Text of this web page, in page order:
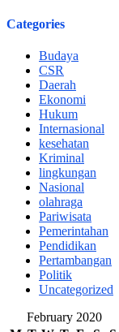
Categories
Budaya
CSR
Daerah
Ekonomi
Hukum
Internasional
kesehatan
Kriminal
lingkungan
Nasional
olahraga
Pariwisata
Pemerintahan
Pendidikan
Pertambangan
Politik
Uncategorized
February 2020